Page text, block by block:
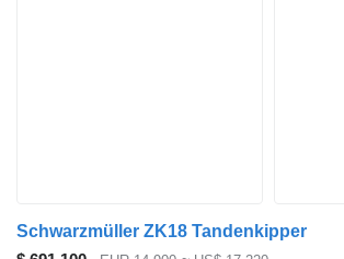
Schwarzmüller ZK18 Tandenkipper